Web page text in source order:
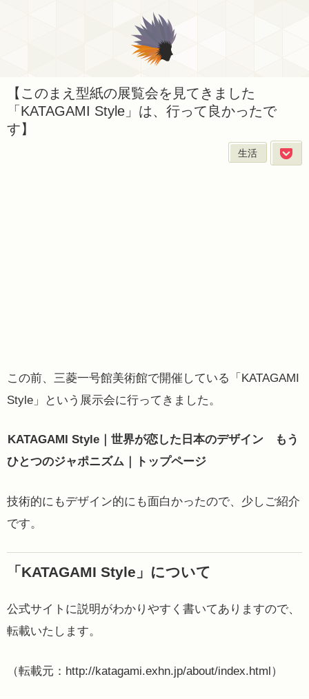
【このまえ型紙の展覧会を見てきました
「KATAGAMI Style」は、行って良かったで
す】
生活
この前、三菱一号館美術館で開催している「KATAGAMI
Style」という展示会に行ってきました。
KATAGAMI Style｜世界が恋した日本のデザイン もう
ひとつのジャポニズム｜トップページ
技術的にもデザイン的にも面白かったので、少しご紹介
です。
「KATAGAMI Style」について
公式サイトに説明がわかりやすく書いてありますので、
転載いたします。
（転載元：http://katagami.exhn.jp/about/index.html）